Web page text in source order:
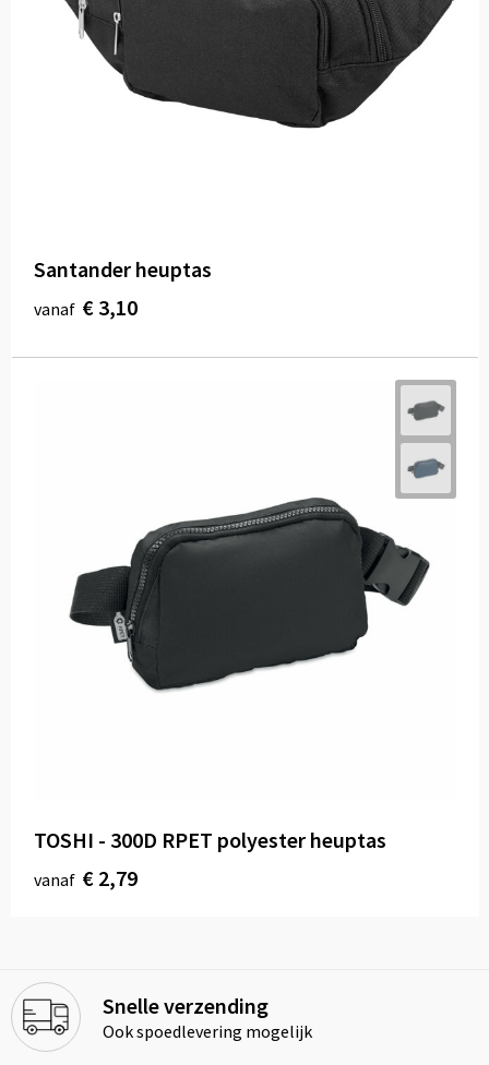
Santander heuptas
vanaf € 3,10
TOSHI - 300D RPET polyester heuptas
vanaf € 2,79
Snelle verzending
Ook spoedlevering mogelijk